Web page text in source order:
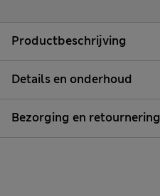
Productbeschrijving
Details en onderhoud
Bezorging en retournering